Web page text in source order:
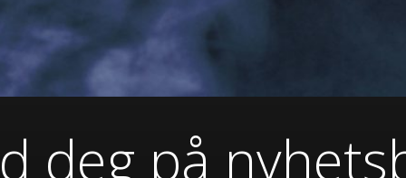
deg på